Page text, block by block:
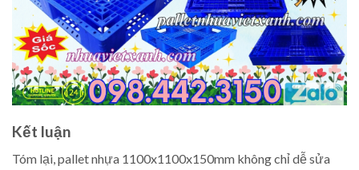
Kết luận
Tóm lại, pallet nhựa 1100x1100x150mm không chỉ dễ sửa